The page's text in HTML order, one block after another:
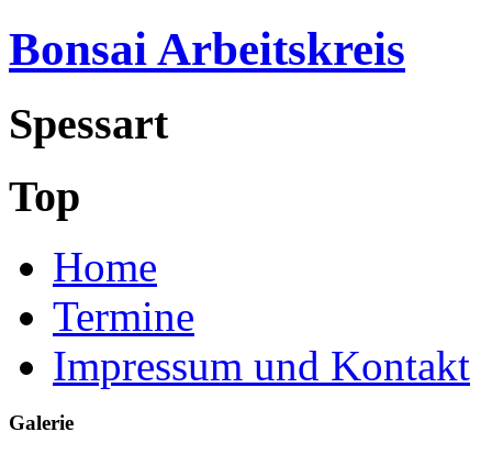
Bonsai Arbeitskreis
Spessart
Top
Home
Termine
Impressum und Kontakt
Galerie